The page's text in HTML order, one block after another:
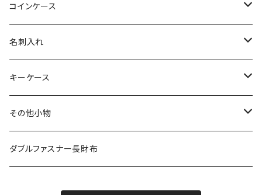
その他の革
エレファント
その他の革
リザード
エレファント
その他の革
シャーク
リザード
エレファント
その他の革
オーストリッチ
シャーク
リザード
エレファント
その他の革
ダイヤモンドパイソン
オーストリッチ
シャーク
リザード
エレファント
クロコダイル
ダイヤモンドパイソン
オーストリッチ
シャーク
リザード
コインケース
クロコダイル
ダイヤモンドパイソン
オーストリッチ
シャーク
名刺入れ
クロコダイル
ダイヤモンドパイソン
オーストリッチ
キーケース
クロコダイル
ダイヤモンドパイソン
その他小物
クロコダイル
ダブルファスナー長財布